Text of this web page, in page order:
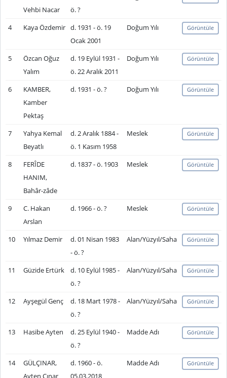
Vehbi Nacar
ö. ?
4 Kaya Özdemir d. 1931 - ö. 19
Ocak 2001
Doğum Yılı Görüntüle
5
Özcan Oğuz
Yalım
d. 19 Eylül 1931 -
ö. 22 Aralık 2011
Doğum Yılı Görüntüle
6
KAMBER,
Kamber
Pektaş
d. 1931 - ö. ? Doğum Yılı Görüntüle
7
Yahya Kemal
Beyatlı
d. 2 Aralık 1884 -
ö. 1 Kasım 1958
Meslek Görüntüle
8
FERÎDE
HANIM,
Bahâr-zâde
d. 1837 - ö. 1903 Meslek Görüntüle
9
C. Hakan
Arslan
d. 1966 - ö. ? Meslek Görüntüle
10 Yılmaz Demir
d. 01 Nisan 1983
- ö. ?
Alan/Yüzyıl/Saha Görüntüle
11 Güzide Ertürk
d. 10 Eylül 1985 -
ö. ?
Alan/Yüzyıl/Saha Görüntüle
12 Ayşegül Genç
d. 18 Mart 1978 -
ö. ?
Alan/Yüzyıl/Saha Görüntüle
13 Hasibe Ayten
d. 25 Eylül 1940 -
ö. ?
Madde Adı Görüntüle
14
GÜLÇINAR,
Ayten Çınar
d. 1960 - ö.
05.03.2018
Madde Adı Görüntüle